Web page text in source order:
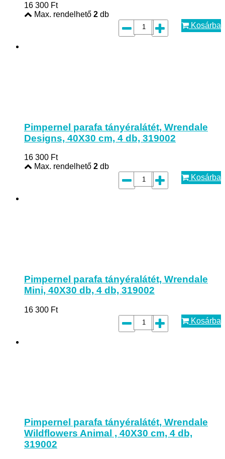
16 300 Ft
Max. rendelhető 2 db
Kosárba
Pimpernel parafa tányéralátét, Wrendale
Designs, 40X30 cm, 4 db, 319002
16 300 Ft
Max. rendelhető 2 db
Kosárba
Pimpernel parafa tányéralátét, Wrendale
Mini, 40X30 db, 4 db, 319002
16 300 Ft
Kosárba
Pimpernel parafa tányéralátét, Wrendale
Wildflowers Animal , 40X30 cm, 4 db,
319002